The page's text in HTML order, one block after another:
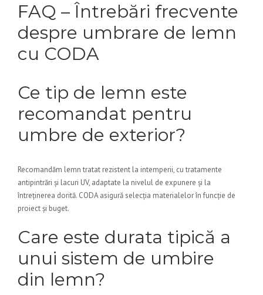
FAQ – Întrebări frecvente
despre umbrare de lemn
cu CODA
Ce tip de lemn este
recomandat pentru
umbre de exterior?
Recomandăm lemn tratat rezistent la intemperii, cu tratamente
antipintrări și lacuri UV, adaptate la nivelul de expunere și la
întreținerea dorită. CODA asigură selecția materialelor în funcție de
proiect și buget.
Care este durata tipică a
unui sistem de umbire
din lemn?